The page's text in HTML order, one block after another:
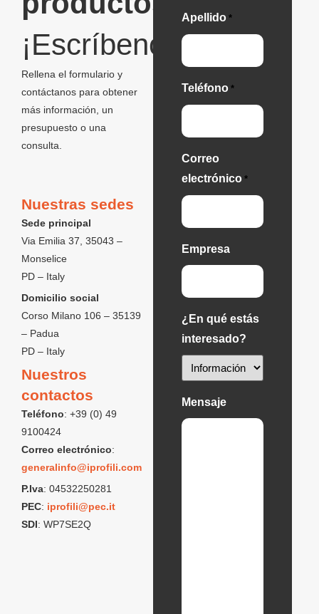
¡Escríbenos!
Rellena el formulario y
contáctanos para obtener
más información, un
presupuesto o una
consulta.
Nuestras sedes
Sede principal
Via Emilia 37, 35043 –
Monselice
PD – Italy
Domicilio social
Corso Milano 106 – 35139
– Padua
PD – Italy
Nuestros
contactos
Teléfono: +39 (0) 49
9100424
Correo electrónico:
generalinfo@iprofili.com
P.Iva: 04532250281
PEC: iprofili@pec.it
SDI: WP7SE2Q
Apellido *
Teléfono *
Correo
electrónico *
Empresa
¿En qué estás
interesado?
Mensaje